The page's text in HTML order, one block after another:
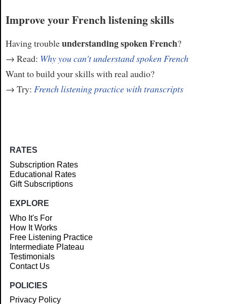
Improve your French listening skills
Having troubleunderstanding spoken French?
→ Read: Why you can't understand spoken French
Want to build your skills with real audio?
→ Try: French listening practice with transcripts
RATES
Subscription Rates
Educational Rates
Gift Subscriptions
EXPLORE
Who It's For
How It Works
Free Listening Practice
Intermediate Plateau
Testimonials
Contact Us
POLICIES
Privacy Policy